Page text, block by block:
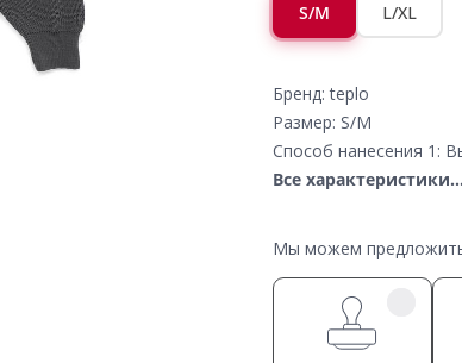
S/M L/XL
Бренд: teplo
Размер: S/M
Способ нанесения 1:
Все характеристики...
Мы можем предложить